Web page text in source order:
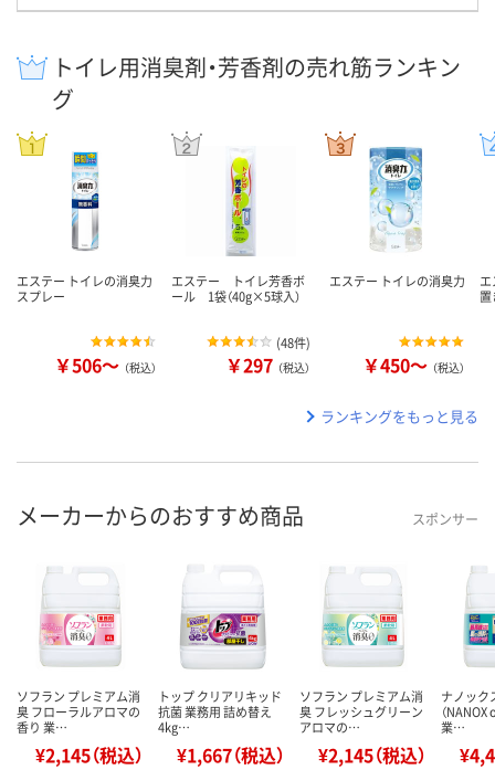
トイレ用消臭剤・芳香剤の売れ筋ランキン
グ
エステー トイレの消臭力
スプレー
￥506～ （税込）
エステー トイレ芳香ボ
ール 1袋（40g×5球入）
(48件)
￥297 （税込）
エステー トイレの消臭力
￥450～ （税込）
ランキングをもっと見る
メーカーからのおすすめ商品 スポンサー
ソフラン プレミアム消
臭 フローラルアロマの
香り 業…
¥2,145（税込）
トップ クリアリキッド
抗菌 業務用 詰め替え
4kg…
¥1,667（税込）
ソフラン プレミアム消
臭 フレッシュグリーン
アロマの…
¥2,145（税込）
ナノック
（NANOX
業…